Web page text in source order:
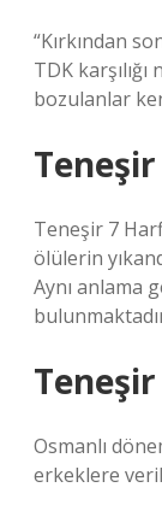
“Kırkından
TDK
bozulanlar
Teneşir
Teneşir 7
ölülerin
Aynı anlama
Osmanlı
erkeklere